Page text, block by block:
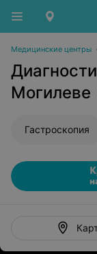
Медицинские центры
Могилеве
Гастроскопия